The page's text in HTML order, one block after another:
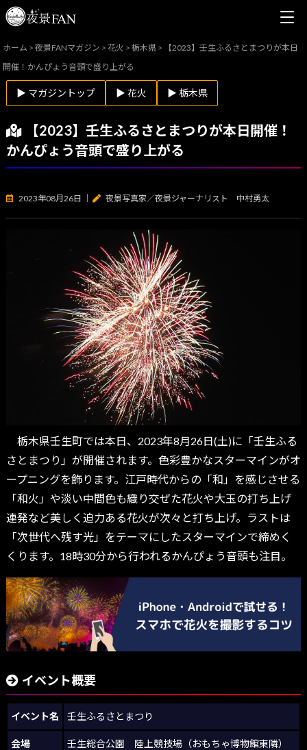
ホーム >夜景FANマガジン >花火 >栃木県 >
【2023】壬生ふるさとまつりが本日
開催！かんぴょう音頭で盛り上がる
▶ マガジントップ ▶ 花火 ▶ 栃木県
【2023】壬生ふるさとまつりが本日開催！
かんぴょう音頭で盛り上がる
2023年08月26日 夜景写真家／夜景ジャーナリスト 中村勇太
栃木県壬生町では本日、2023年8月26日(土)に「壬生ふる
さとまつり」が開催されます。色彩豊かなスターマインがオ
ープニングを飾ります。江戸時代からの「和」を感じさせる
「和火」や淡い中間色も織り交ぜた花火や大玉の打ち上げ
連発など美しく迫力ある花火が次々と打ち上げ。ラストは
「次世代へ残す光」をテーマにしたスターマインで締めく
くります。18時30分から行われるかんぴょう音頭も注目。
イベント概要
イベント名 壬生ふるさとまつり
会場 壬生総合公園 陸上競技場（おもちゃ博物館東隣）